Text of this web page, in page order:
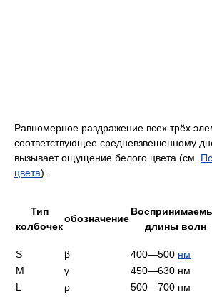
Равномерное раздражение всех трёх
соответствующее средневзвешенному
вызывает ощущение белого цвета (см.
цвета).
Тип
колбочек
обозначение
длины волн
S β 400—500 нм
M
γ 450—630 нм
L
ρ 500—700 нм